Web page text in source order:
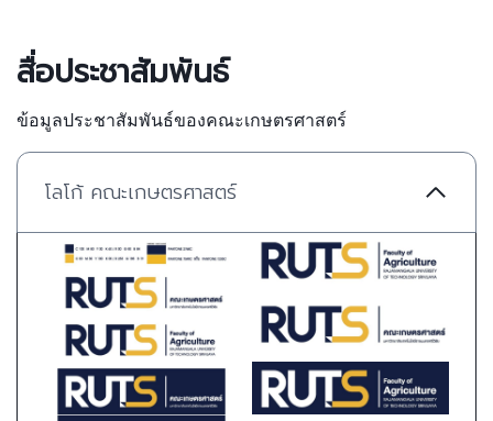
สื่อประชาสัมพันธ์
ข้อมูลประชาสัมพันธ์ของคณะเกษตรศาสตร์
โลโก้ คณะเกษตรศาสตร์